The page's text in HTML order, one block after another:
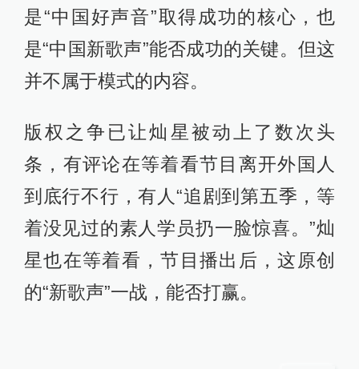
是“中国好声音”取得成功的核心，也
是“中国新歌声”能否成功的关键。但这
并不属于模式的内容。
版权之争已让灿星被动上了数次头
条，有评论在等着看节目离开外国人
到底行不行，有人“追剧到第五季，等
着没见过的素人学员扔一脸惊喜。”灿
星也在等着看，节目播出后，这原创
的“新歌声”一战，能否打赢。